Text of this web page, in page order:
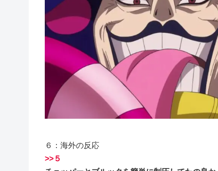
６：海外の反応
>>５